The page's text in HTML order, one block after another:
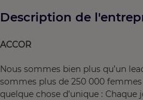
Description de
ACCOR
Nous sommes bien plus qu’un
sommes plus de 250 000
quelque chose d’unique :